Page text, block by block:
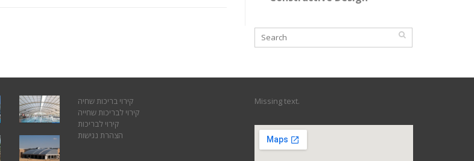
קירוי בריכות שחיה
קירוי לבריכות שחייה
קירוי לבריכות
הצהרת נגישות
Missing text.